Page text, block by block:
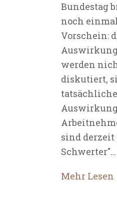
Bundestag
noch
Vorschein:
werden
diskutiert,
sind derzeit
Schwerter"…
Mehr Lesen